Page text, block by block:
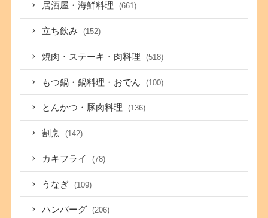
居酒屋・海鮮料理 (661)
立ち飲み (152)
焼肉・ステーキ・肉料理 (518)
もつ鍋・鍋料理・おでん (100)
とんかつ・豚肉料理 (136)
割烹 (142)
カキフライ (78)
うなぎ (109)
ハンバーグ (206)